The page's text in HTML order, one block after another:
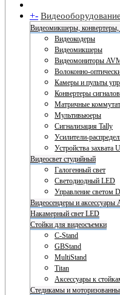
+- Видеооборудование
Видеомикшеры,
Видеокодеры
Видеомикшеры
Видеомониторы
Волоконно-
Камеры и пульты
Конвертеры сигналов
Матричные
Мультивьюеры
Сигнализация Tally
Усилители-
Устройства захвата
Видеосвет студийный
Галогенный свет
Светодиодный LED
Управление светом
Видеосендеры и аксессуары
Накамерный свет LED
Стойки для видеосъемки
C-Stand
GBStand
MultiStand
Titan
Аксессуары к
Стедикамы и